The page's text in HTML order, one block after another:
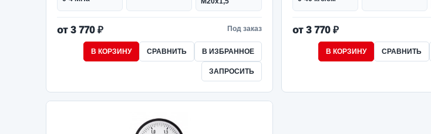
от 3 770 ₽ Под заказ
В КОРЗИНУ СРАВНИТЬ В ИЗБРАННОЕ
ЗАПРОСИТЬ
от 3 770 ₽
В КОРЗИНУ СРАВНИТЬ